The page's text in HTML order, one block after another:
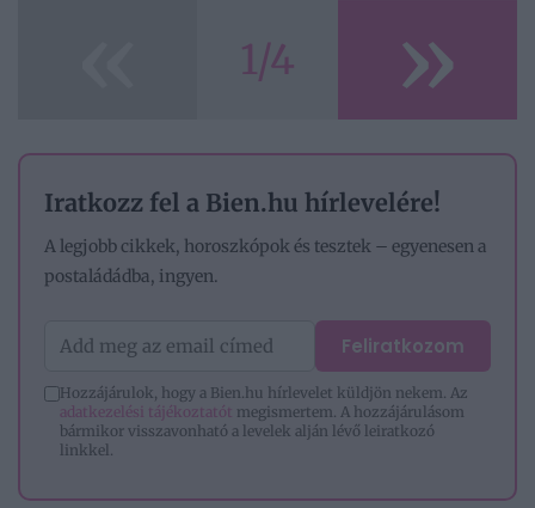
1/4 »
Iratkozz fel a Bien.hu hírlevelére!
A legjobb cikkek, horoszkópok és tesztek – egyenesen a
postaládádba, ingyen.
Feliratkozom
Hozzájárulok, hogy a Bien.hu hírlevelet küldjön nekem. Az
adatkezelési tájékoztatót megismertem. A hozzájárulásom
bármikor visszavonható a levelek alján lévő leiratkozó
linkkel.